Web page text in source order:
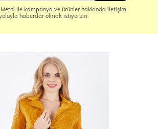
Metni ile kampanya ve ürünler hakkında iletişim
haberdar olmak istiyorum.